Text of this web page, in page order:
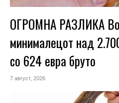
ОГРОМНА РАЗЛИКА
минималецот над
со 624 евра бруто
7 август, 2026